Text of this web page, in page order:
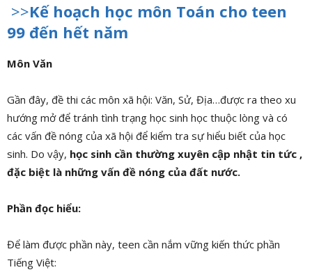
>>Kế hoạch học môn Toán cho teen
99 đến hết năm
Môn Văn
Gần đây, đề thi các môn xã hội: Văn, Sử, Địa…được ra theo xu
hướng mở để tránh tình trạng học sinh học thuộc lòng và có
các vấn đề nóng của xã hội để kiểm tra sự hiểu biết của học
sinh. Do vậy, học sinh cần thường xuyên cập nhật tin tức ,
đặc biệt là những vấn đề nóng của đất nước.
Phần đọc hiểu:
Để làm được phần này, teen cần nắm vững kiến thức phần
Tiếng Việt: